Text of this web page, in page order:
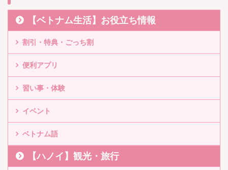
【ベトナム生活】お役立ち情報
割引・特典・ごっち割
便利アプリ
習い事・体験
イベント
ベトナム語
【ハノイ】観光・旅行